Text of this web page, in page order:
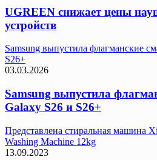
UGREEN снижает цены
устройств
Samsung выпустила флагманские
S26+
03.03.2026
Samsung выпустила
Galaxy S26 и S26+
Представлена стиральная машина
Washing Machine 12kg
13.09.2023